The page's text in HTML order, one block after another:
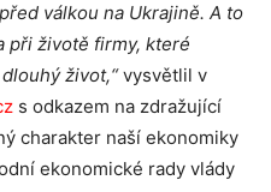
válkou na Ukrajině. A to
při životě firmy, které
život,“vysvětlil v
s odkazem na zdražující
charakter naší ekonomiky
ekonomické rady vlády